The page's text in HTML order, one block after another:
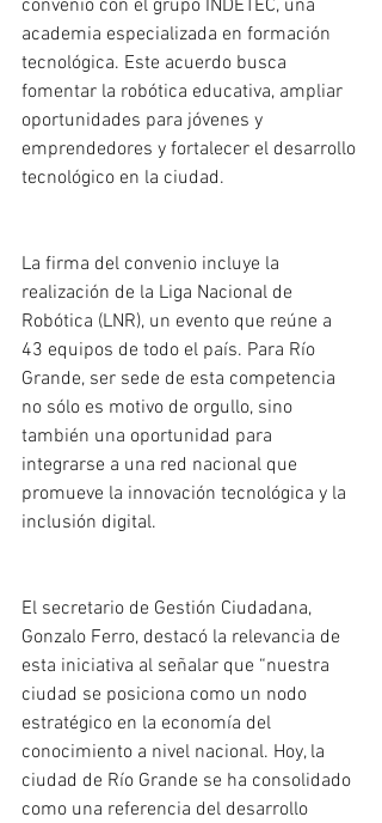
convenio con el grupo INDETEC, una
academia especializada en formación
tecnológica. Este acuerdo busca
fomentar la robótica educativa, ampliar
oportunidades para jóvenes y
emprendedores y fortalecer el desarrollo
tecnológico en la ciudad.
La firma del convenio incluye la
realización de la Liga Nacional de
Robótica (LNR), un evento que reúne a
43 equipos de todo el país. Para Río
Grande, ser sede de esta competencia
no sólo es motivo de orgullo, sino
también una oportunidad para
integrarse a una red nacional que
promueve la innovación tecnológica y la
inclusión digital.
El secretario de Gestión Ciudadana,
Gonzalo Ferro, destacó la relevancia de
esta iniciativa al señalar que “nuestra
ciudad se posiciona como un nodo
estratégico en la economía del
conocimiento a nivel nacional. Hoy, la
ciudad de Río Grande se ha consolidado
como una referencia del desarrollo